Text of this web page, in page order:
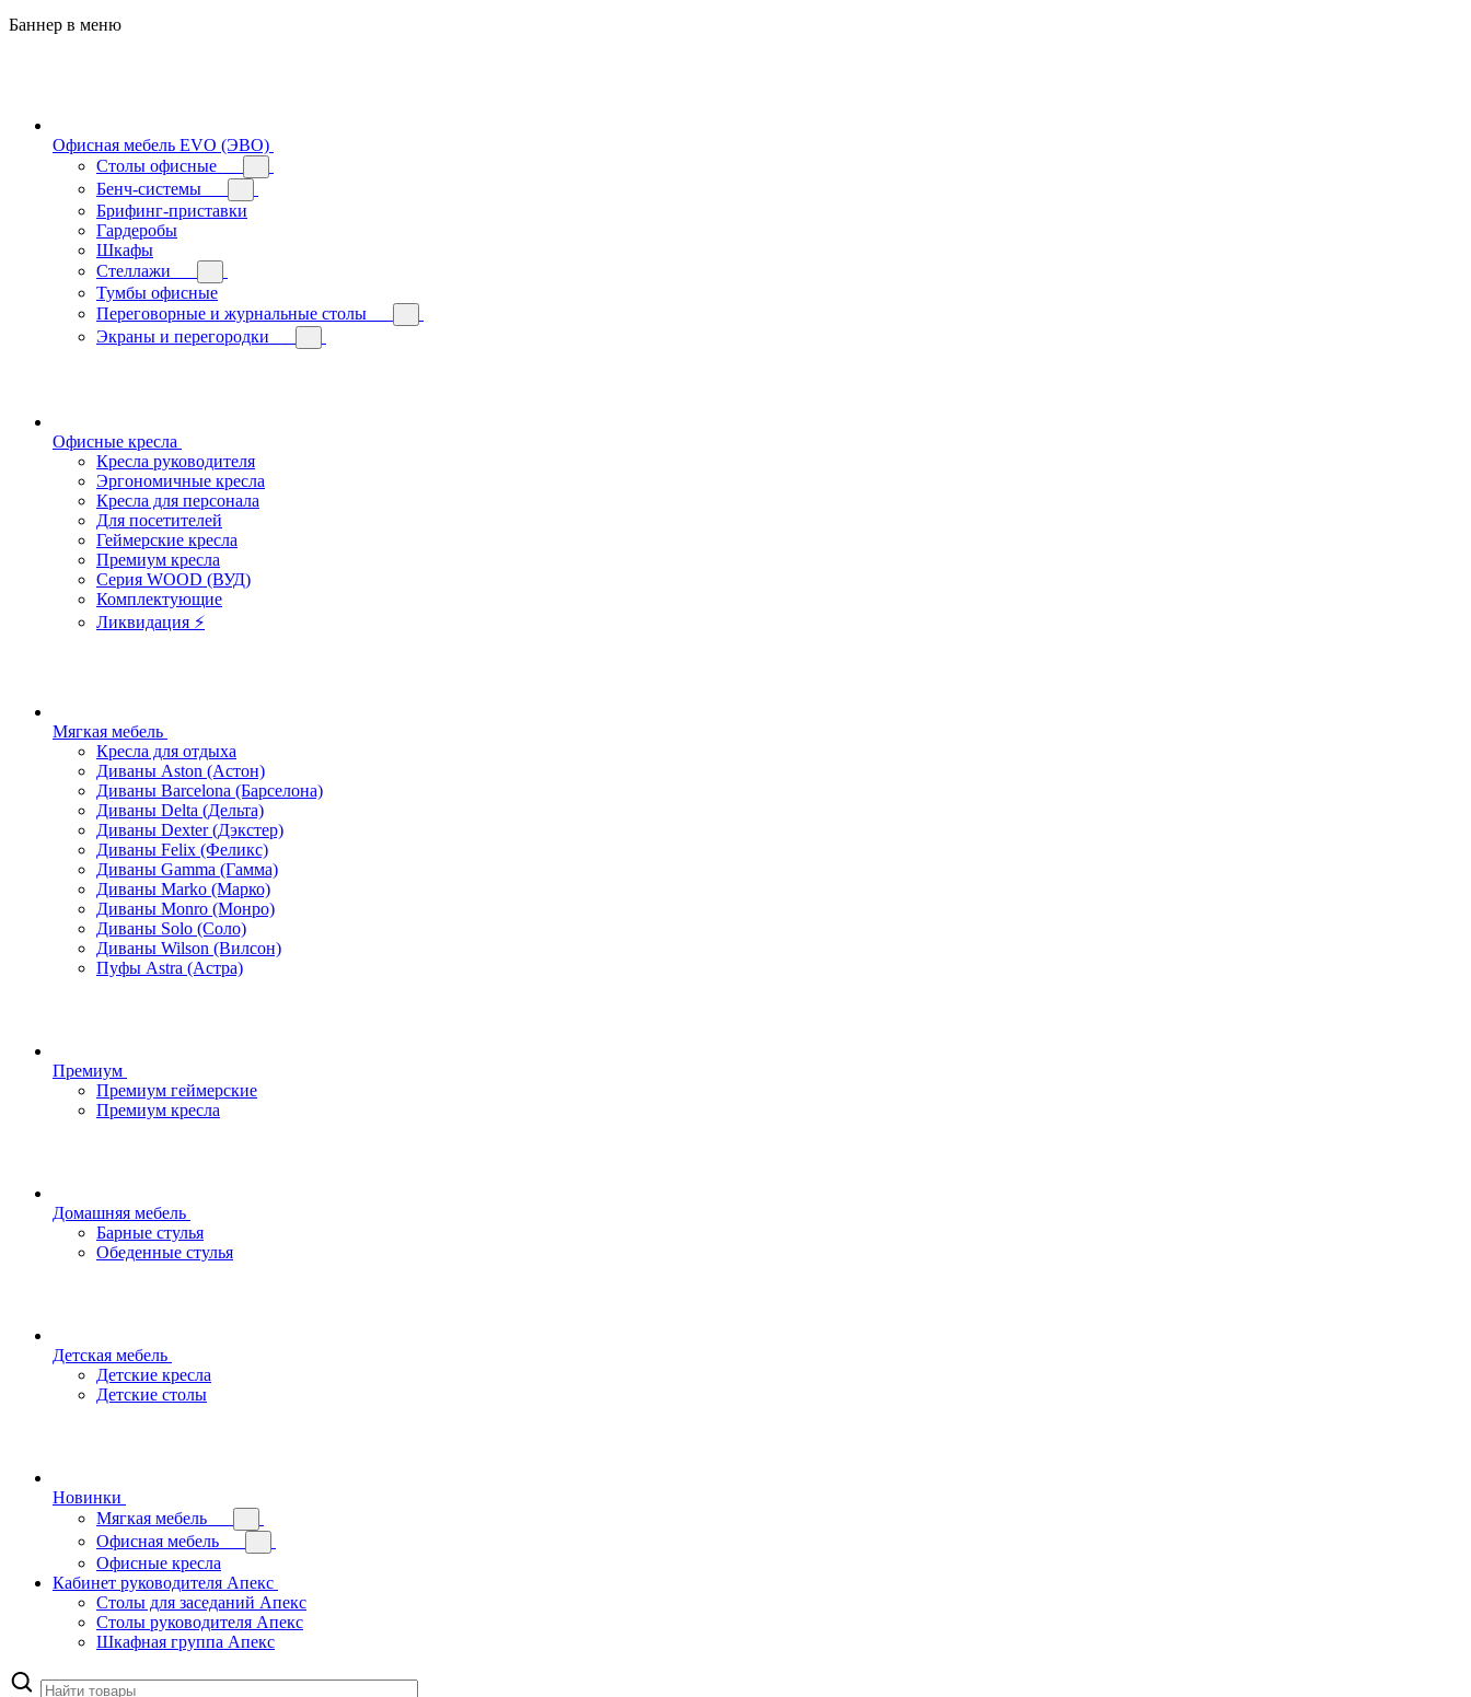
Баннер в меню
Офисная мебель EVO (ЭВО)
Cтолы офисные
Бенч-системы
Брифинг-приставки
Гардеробы
Шкафы
Стеллажи
Тумбы офисные
Переговорные и журнальные столы
Экраны и перегородки
Офисные кресла
Кресла руководителя
Эргономичные кресла
Кресла для персонала
Для посетителей
Геймерские кресла
Премиум кресла
Серия WOOD (ВУД)
Комплектующие
Ликвидация ⚡
Мягкая мебель
Кресла для отдыха
Диваны Aston (Астон)
Диваны Barcelona (Барселона)
Диваны Delta (Дельта)
Диваны Dexter (Дэкстер)
Диваны Felix (Феликс)
Диваны Gamma (Гамма)
Диваны Marko (Марко)
Диваны Monro (Монро)
Диваны Solo (Соло)
Диваны Wilson (Вилсон)
Пуфы Astra (Астра)
Премиум
Премиум геймерские
Премиум кресла
Домашняя мебель
Барные стулья
Обеденные стулья
Детская мебель
Детские кресла
Детские столы
Новинки
Мягкая мебель
Офисная мебель
Офисные кресла
Кабинет руководителя Апекс
Столы для заседаний Апекс
Столы руководителя Апекс
Шкафная группа Апекс